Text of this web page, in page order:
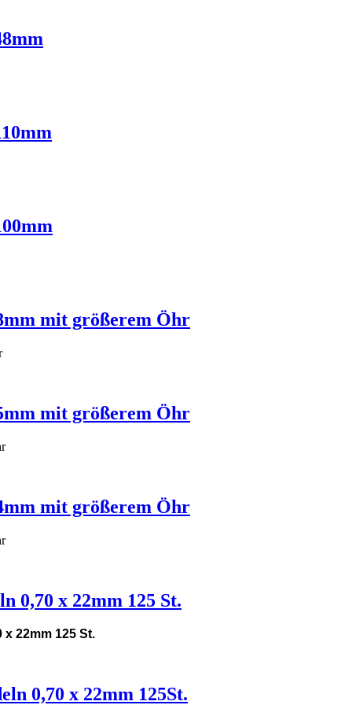
mit größerem Öhr
mit größerem Öhr
mit größerem Öhr
0,70 x 22mm 125 St.
22mm 125 St.
0,70 x 22mm 125St.